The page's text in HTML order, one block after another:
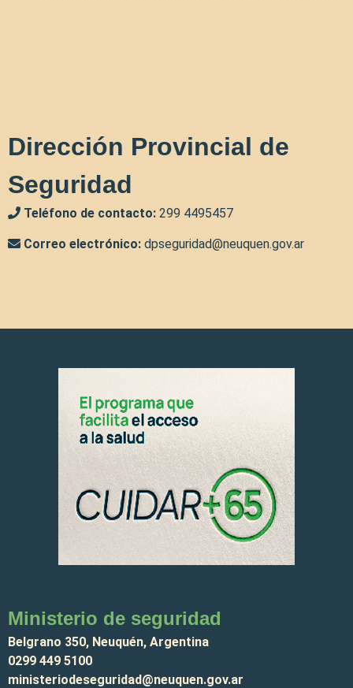
Dirección Provincial de
Seguridad
Teléfono de contacto: 299 4495457
Correo electrónico: dpseguridad@neuquen.gov.ar
Ministerio de seguridad
Belgrano 350, Neuquén, Argentina
0299 449 5100
ministeriodeseguridad@neuquen.gov.ar